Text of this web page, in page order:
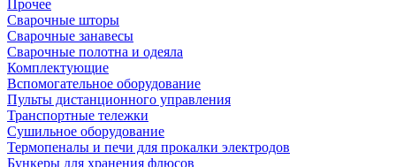
Прочее
Сварочные шторы
Сварочные занавесы
Сварочные полотна и одеяла
Комплектующие
Вспомогательное оборудование
Пульты дистанционного управления
Транспортные тележки
Сушильное оборудование
Термопеналы и печи для прокалки электродов
Бункеры для хранения флюсов